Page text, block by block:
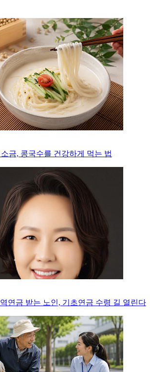
소금, 콩국수를 건강하게 먹는 법
연금 받는 노인, 기초연금 수령 길 열린다